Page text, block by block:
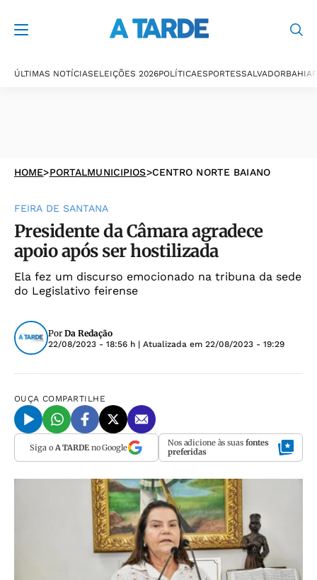
ÚLTIMAS NOTÍCIASELEIÇÕES 2026POLÍTICAESPORTESSALVADORBAHIA
HOME>PORTALMUNICIPIOS>CENTRO NORTE BAIANO
FEIRA DE SANTANA
Presidente da Câmara agradece
apoio após ser hostilizada
Ela fez um discurso emocionado na tribuna da sede
do Legislativo feirense
Por Da Redação
22/08/2023 - 18:56 h | Atualizada em 22/08/2023 - 19:29
OUÇA COMPARTILHE
Siga o A TARDEno Google Nos adicione às suas fontes
preferidas